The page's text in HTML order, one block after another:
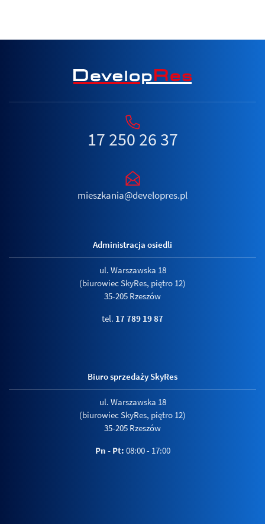
17 250 26 37
mieszkania@developres.pl
Administracja osiedli
ul. Warszawska 18
(biurowiec SkyRes, piętro 12)
35-205 Rzeszów
tel. 17 789 19 87
Biuro sprzedaży SkyRes
ul. Warszawska 18
(biurowiec SkyRes, piętro 12)
35-205 Rzeszów
Pn - Pt: 08:00 - 17:00